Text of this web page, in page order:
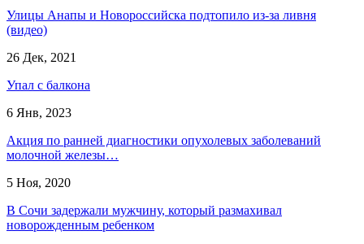
Улицы Анапы и Новороссийска подтопило из-за ливня
(видео)
26 Дек, 2021
Упал с балкона
6 Янв, 2023
Акция по ранней диагностики опухолевых заболеваний
молочной железы…
5 Ноя, 2020
В Сочи задержали мужчину, который размахивал
новорожденным ребенком